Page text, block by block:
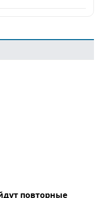
повторные